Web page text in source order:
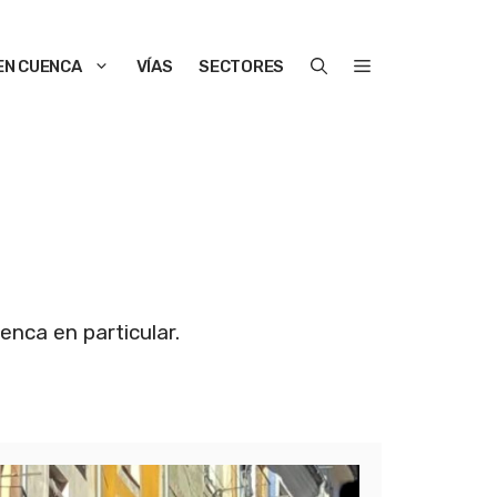
CUENCA VÍAS SECTORES
en particular.